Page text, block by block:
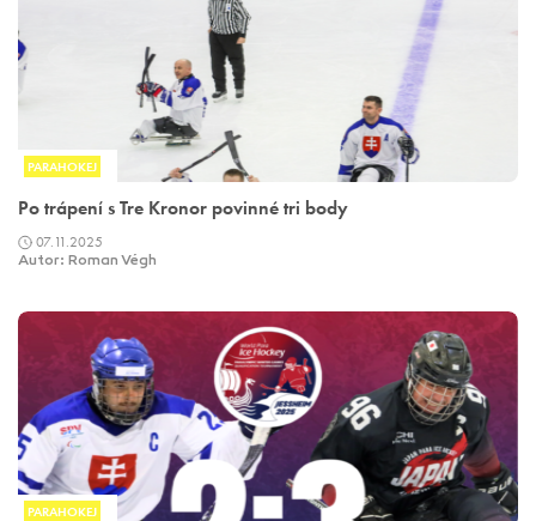
PARAHOKEJ
Po trápení s Tre Kronor povinné tri body
07.11.2025
Autor: Roman Végh
PARAHOKEJ